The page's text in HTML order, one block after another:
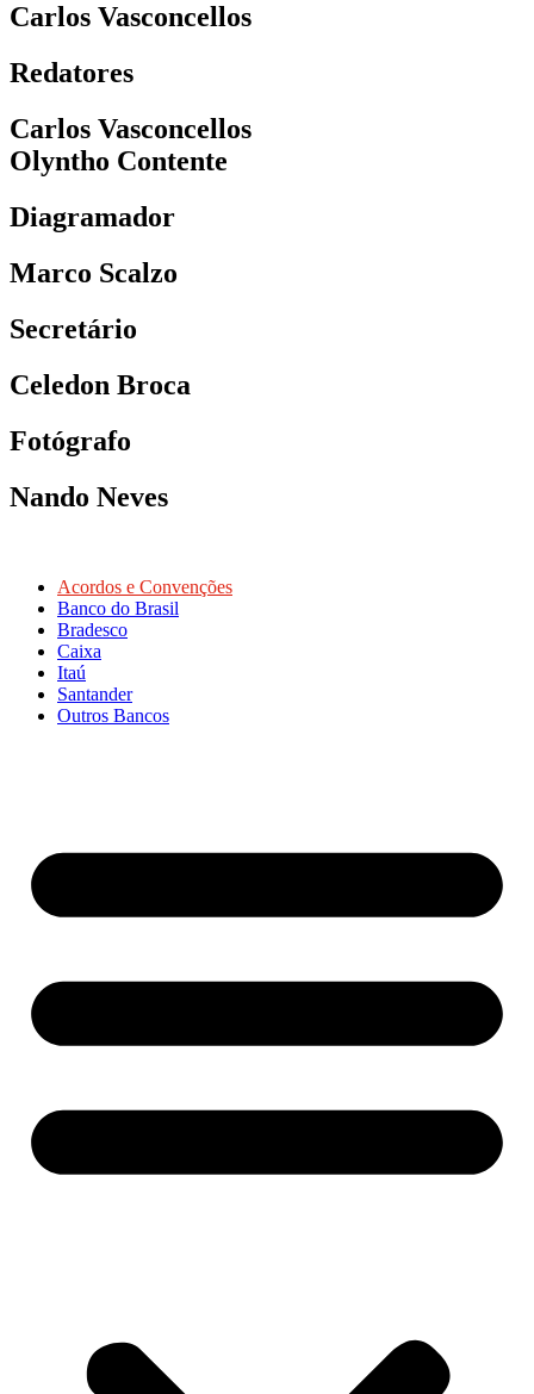
Carlos Vasconcellos
Redatores
Carlos Vasconcellos
Olyntho Contente
Diagramador
Marco Scalzo
Secretário
Celedon Broca
Fotógrafo
Nando Neves
Acordos e Convenções
Banco do Brasil
Bradesco
Caixa
Itaú
Santander
Outros Bancos